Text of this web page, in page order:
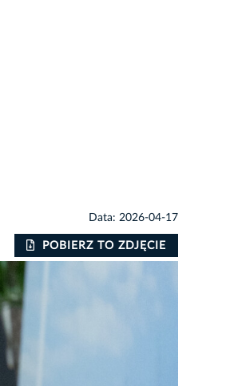
Data: 2026-04-17
POBIERZ TO ZDJĘCIE